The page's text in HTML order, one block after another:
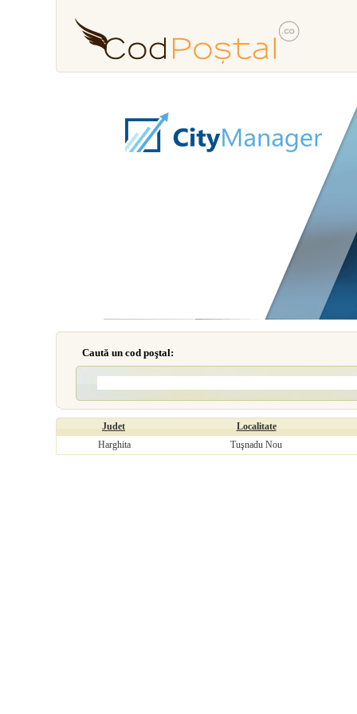
Caută un cod poştal:
Judet
Localitate
Harghita
Tuşnadu Nou